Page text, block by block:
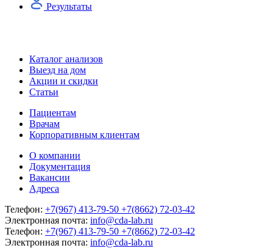
Результаты
Каталог анализов
Выезд на дом
Акции и скидки
Статьи
Пациентам
Врачам
Корпоративным клиентам
О компании
Документация
Вакансии
Адреса
Телефон: +7(967) 413-79-50 +7(8662) 72-03-42
Электронная почта: info@cda-lab.ru
Телефон: +7(967) 413-79-50 +7(8662) 72-03-42
Электронная почта: info@cda-lab.ru